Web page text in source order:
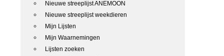
Nieuwe streeplijst ANEMOON
Nieuwe streeplijst weekdieren
Mijn Lijsten
Mijn Waarnemingen
Lijsten zoeken